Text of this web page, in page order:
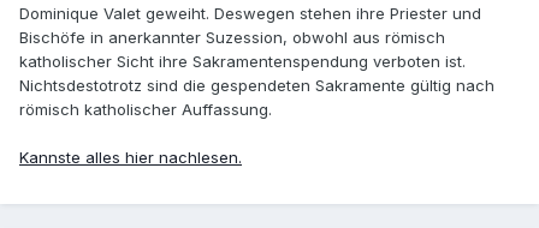
Dominique Valet geweiht. Deswegen stehen ihre Priester und
Bischöfe in anerkannter Suzession, obwohl aus römisch
katholischer Sicht ihre Sakramentenspendung verboten ist.
Nichtsdestotrotz sind die gespendeten Sakramente gültig nach
römisch katholischer Auffassung.
Kannste alles hier nachlesen.